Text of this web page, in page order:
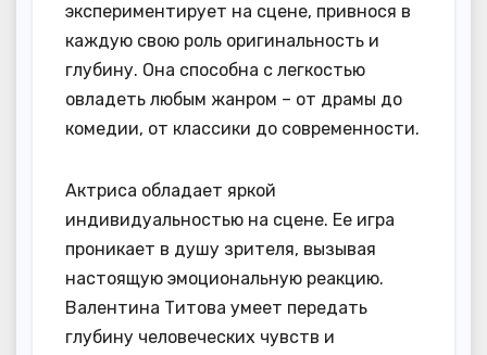
экспериментирует на сцене, привнося в
каждую свою роль оригинальность и
глубину. Она способна с легкостью
овладеть любым жанром – от драмы до
комедии, от классики до современности.
Актриса обладает яркой
индивидуальностью на сцене. Ее игра
проникает в душу зрителя, вызывая
настоящую эмоциональную реакцию.
Валентина Титова умеет передать
глубину человеческих чувств и